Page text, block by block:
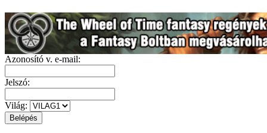
Azonosító v. e-mail:
Jelszó:
Világ: